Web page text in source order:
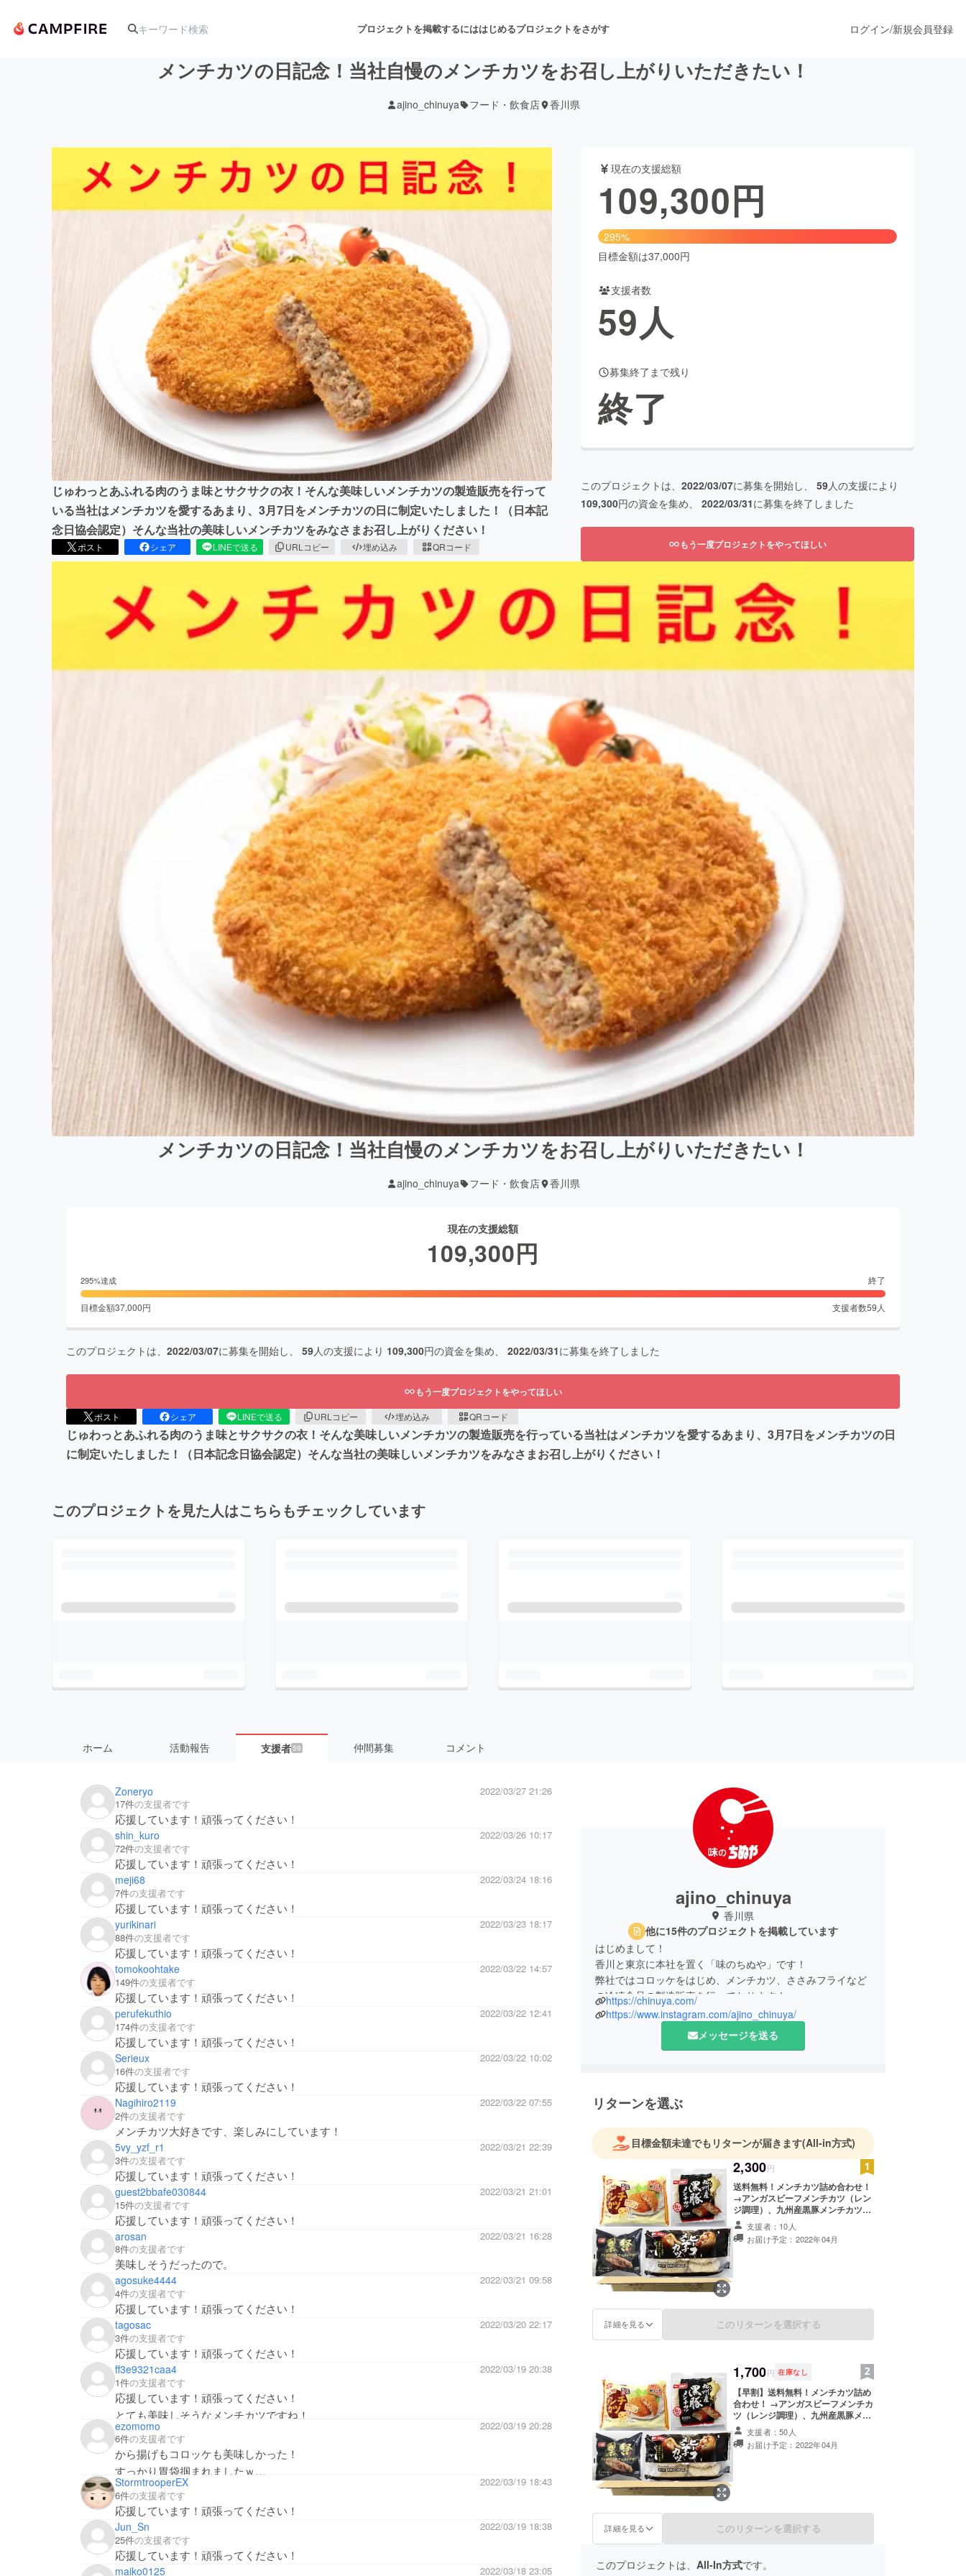
プロジェクトを掲載するにははじめるプロジェクトをさがす
アート・写真 音楽 舞台・パフォーマンス
テクノロジー・ガジェット ゲーム・サービス開発 フード・飲食店 ファッション
映像・映画 書籍・雑誌出版
ビジネス・起業 チャレンジ ビューティー・ヘルスケア
まちづくり・地域活性化
CAMPFIRE for Social Good CAMPFIRE Creation
CAMPFIREふるさと納税machi-yaコミュニティ
ログイン/新規会員登録
メンチカツの日記念！当社自慢のメンチカツをお召し上がりいただきたい！
ajino_chinuya フード・飲食店 香川県
じゅわっとあふれる肉のうま味とサクサクの衣！そんな美味しいメンチカツの製造販売を行って
いる当社はメンチカツを愛するあまり、3月7日をメンチカツの日に制定いたしました！（日本記
念日協会認定）そんな当社の美味しいメンチカツをみなさまお召し上がりください！
ポスト シェア LINEで送る URLコピー 埋め込み QRコード
現在の支援総額
109,300円
295%
目標金額は37,000円
支援者数
59人
募集終了まで残り
終了
このプロジェクトは、 2022/03/07に募集を開始し、 59人の支援により
109,300円の資金を集め、 2022/03/31に募集を終了しました
もう一度プロジェクトをやってほしい
メンチカツの日記念！当社自慢のメンチカツをお召し上がりいただきたい！
ajino_chinuya フード・飲食店 香川県
現在の支援総額
109,300円
295%達成 終了
目標金額37,000円 支援者数59 人
このプロジェクトは、 2022/03/07に募集を開始し、 59人の支援により 109,300円の資金を集め、 2022/03/31に募集を終了しました
もう一度プロジェクトをやってほしい
ポスト シェア LINEで送る URLコピー 埋め込み QRコード
じゅわっとあふれる肉のうま味とサクサクの衣！そんな美味しいメンチカツの製造販売を行っている当社はメンチカツを愛するあまり、3月7日をメンチカツの日
に制定いたしました！（日本記念日協会認定）そんな当社の美味しいメンチカツをみなさまお召し上がりください！
このプロジェクトを見た人はこちらもチェックしています
ホーム 活動報告 支援者59 仲間募集 コメント
Zoneryo
2022/03/27 21:26
17件の支援者です
応援しています！頑張ってください！
shin_kuro
2022/03/26 10:17
72件の支援者です
応援しています！頑張ってください！
meji68
2022/03/24 18:16
7件の支援者です
応援しています！頑張ってください！
yurikinari
2022/03/23 18:17
88件の支援者です
応援しています！頑張ってください！
tomokoohtake
2022/03/22 14:57
149件の支援者です
応援しています！頑張ってください！
perufekuthio
2022/03/22 12:41
174件の支援者です
応援しています！頑張ってください！
Serieux
2022/03/22 10:02
16件の支援者です
応援しています！頑張ってください！
Nagihiro2119
2022/03/22 07:55
2件の支援者です
メンチカツ大好きです、楽しみにしています！
5vy_yzf_r1
2022/03/21 22:39
3件の支援者です
応援しています！頑張ってください！
guest2bbafe030844
2022/03/21 21:01
15件の支援者です
応援しています！頑張ってください！
arosan
2022/03/21 16:28
8件の支援者です
美味しそうだったので。
agosuke4444
2022/03/21 09:58
4件の支援者です
応援しています！頑張ってください！
tagosac
2022/03/20 22:17
3件の支援者です
応援しています！頑張ってください！
ff3e9321caa4
2022/03/19 20:38
1件の支援者です
応援しています！頑張ってください！
とても美味しそうなメンチカツですね！
ezomomo
2022/03/19 20:28
6件の支援者です
から揚げもコロッケも美味しかった！
すっかり胃袋掴まれましたｗ
楽しみにしています！
StormtrooperEX
2022/03/19 18:43
6件の支援者です
応援しています！頑張ってください！
Jun_Sn
2022/03/19 18:38
25件の支援者です
応援しています！頑張ってください！
maiko0125 2022/03/18 23:05
ajino_chinuya
香川県
他に15件のプロジェクトを掲載しています
はじめまして！
香川と東京に本社を置く「味のちぬや」です！
弊社ではコロッケをはじめ、メンチカツ、ささみフライなど
の冷凍食品の製造販売を行っております！
https://chinuya.com/
https://www.instagram.com/ajino_chinuya/
メッセージを送る
リターンを選ぶ
目標金額未達でもリターンが届きます(All-in方式)
2,300円
送料無料！メンチカツ詰め合わせ！
→アンガスビーフメンチカツ（レン
ジ調理）、九州産黒豚メンチカツ
（揚げ調理品）、ビーフメンチカツ
（揚げ調理品）、さっくりメンチカ
ツ（揚げ調理品）各1袋
支援者：10人
お届け予定：2022年04月
詳細を見る このリターンを選択する
1,700円 在庫なし
【早割】送料無料！メンチカツ詰め
合わせ！ →アンガスビーフメンチカ
ツ（レンジ調理）、九州産黒豚メン
チカツ（揚げ調理品）、ビーフメン
チカツ（揚げ調理品）、さっくりメ
ンチカツ（揚げ調理品）各1袋
支援者：50人
お届け予定：2022年04月
詳細を見る このリターンを選択する
このプロジェクトは、 All-In方式です。